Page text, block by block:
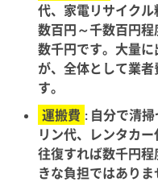
代、家電リサイク
数百円～千数百円
数千円です。大量
が、全体として業
す。
運搬費 : 自分で清
リン代、レンタカ
往復すれば数千円
きな負担ではありま